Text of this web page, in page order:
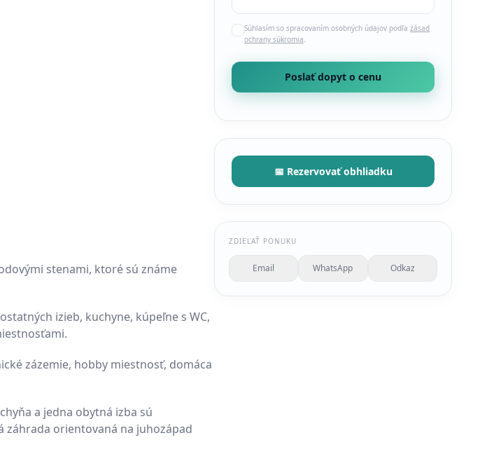
stenami, ktoré sú známe
izieb, kuchyne, kúpeľne s WC,
zázemie, hobby miestnosť, domáca
a jedna obytná izba sú
záhrada orientovaná na juhozápad
Súhlasím so spracovaním osobných údajov podľa zásad
ochrany súkromia.
Poslať dopyt o cenu
📅 Rezervovať obhliadku
ZDIEĽAŤ PONUKU
Email WhatsApp Odkaz